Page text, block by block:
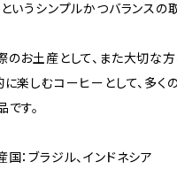
いうシンプルかつバランスの
お土産として、また大切な方
楽しむコーヒーとして、多く
す。
：ブラジル、インドネシア